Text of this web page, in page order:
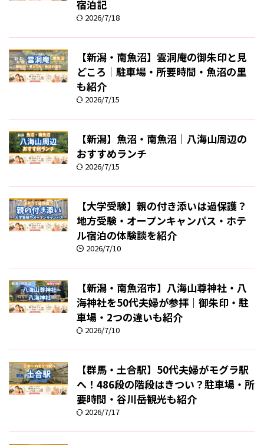
宿泊記
2026/7/18
【新潟・南魚沼】雲洞庵の御朱印と見
どころ｜駐車場・所要時間・魚沼の里
も紹介
2026/7/15
【新潟】魚沼・南魚沼｜八海山周辺の
おすすめランチ
2026/7/15
【大学受験】親の付き添いは過保護？
地方受験・オープンキャンパス・ホテ
ル宿泊の体験談を紹介
2026/7/10
【新潟・南魚沼市】八海山尊神社・八
海神社を50代夫婦が参拝｜御朱印・駐
車場・2つの違いも紹介
2026/7/10
【群馬・土合駅】50代夫婦がモグラ駅
へ！486段の階段はきつい？駐車場・所
要時間・谷川岳観光も紹介
2026/7/17